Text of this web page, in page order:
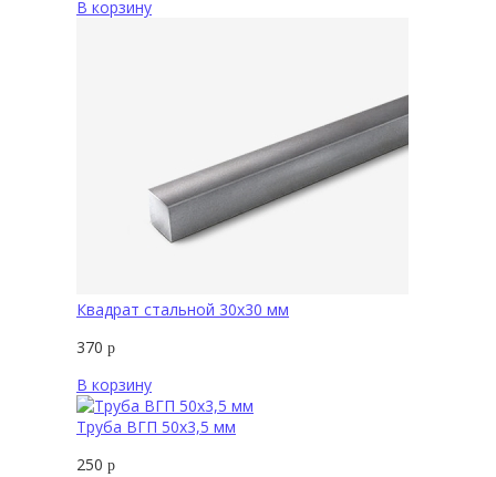
В корзину
Квадрат стальной 30х30 мм
370 р
В корзину
Труба ВГП 50х3,5 мм
250 р